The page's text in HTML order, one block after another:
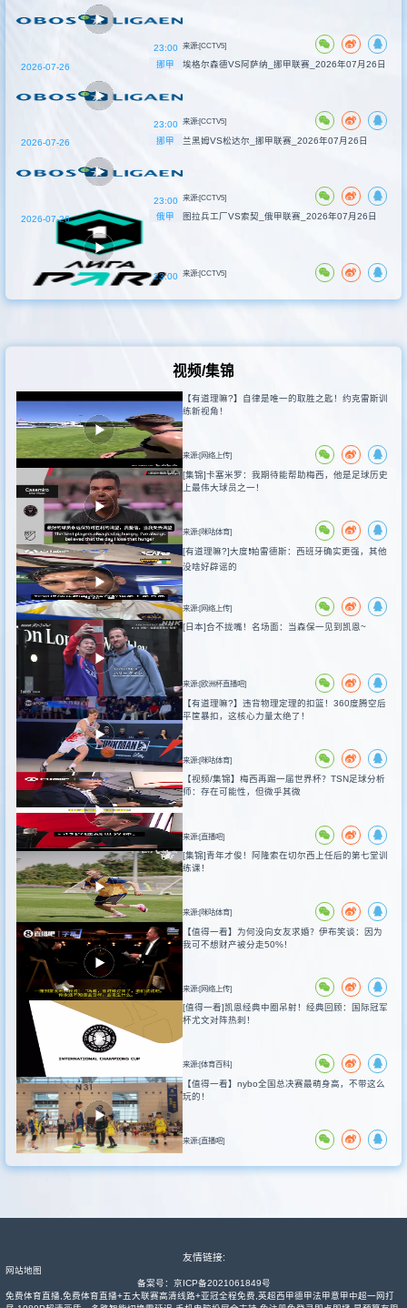
23:00 来源:[CCTV5]
挪甲
23:00
2026-07-26 埃格尔森德VS阿萨纳_挪甲联赛_2026年07月26日
来源:[CCTV5]
挪甲
23:00
2026-07-26 兰黑姆VS松达尔_挪甲联赛_2026年07月26日
来源:[CCTV5]
俄甲
23:00
2026-07-26 图拉兵工厂VS索契_俄甲联赛_2026年07月26日
来源:[CCTV5]
视频/集锦
【有道理嘛?】自律是唯一的取胜之匙！约克雷斯训
练新视角！
来源:[网络上传]
[集锦]卡塞米罗：我期待能帮助梅西，他是足球历史
上最伟大球员之一！
来源:[咪咕体育]
[有道理嘛?]大度❗️帕雷德斯：西班牙确实更强，其他
没啥好辟谣的
来源:[网络上传]
[日本]合不拢嘴！名场面：当森保一见到凯恩~
来源:[欧洲杯直播吧]
【有道理嘛?】违背物理定理的扣篮！360度腾空后
平筐暴扣，这核心力量太绝了！
来源:[咪咕体育]
【视频/集锦】梅西再踢一届世界杯？TSN足球分析
师：存在可能性，但微乎其微
来源:[直播吧]
[集锦]青年才俊！阿隆索在切尔西上任后的第七堂训
练课！
来源:[咪咕体育]
【值得一看】为何没向女友求婚？伊布笑谈：因为
我可不想财产被分走50%！
来源:[网络上传]
[值得一看]凯恩经典中圈吊射！经典回顾：国际冠军
杯尤文对阵热刺！
来源:[体育百科]
【值得一看】nybo全国总决赛最萌身高，不带这么
玩的！
来源:[直播吧]
友情链接:
网站地图
备案号： 京ICP备2021061849号
免费体育直播,免费体育直播+五大联赛高清线路+亚冠全程免费,英超西甲德甲法甲意甲中超一网打